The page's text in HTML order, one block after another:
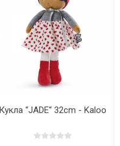
Кукла “JADE“ 32cm - Kaloo